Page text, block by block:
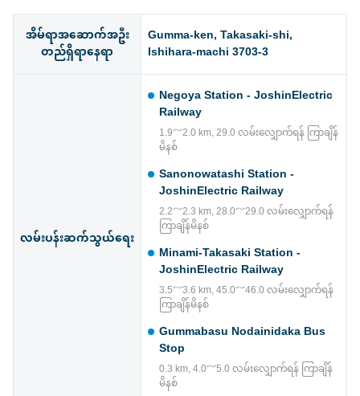
အိမ်ရာအဆောက်အဦး
တည်ရှိရာနေရာ
Gumma-ken, Takasaki-shi,
Ishihara-machi 3703-3
လမ်းပန်းဆက်သွယ်ရေး
Negoya Station - JoshinElectric
Railway
1.9～2.0 km, 29.0 လမ်းလျှောက်ရန် ကြာချိန်
မိနစ်
Sanonowatashi Station -
JoshinElectric Railway
2.2～2.3 km, 28.0～29.0 လမ်းလျှောက်ရန်
ကြာချိန်မိနစ်
Minami-Takasaki Station -
JoshinElectric Railway
3.5～3.6 km, 45.0～46.0 လမ်းလျှောက်ရန်
ကြာချိန်မိနစ်
Gummabasu Nodainidaka Bus
Stop
0.3 km, 4.0～5.0 လမ်းလျှောက်ရန် ကြာချိန်
မိနစ်